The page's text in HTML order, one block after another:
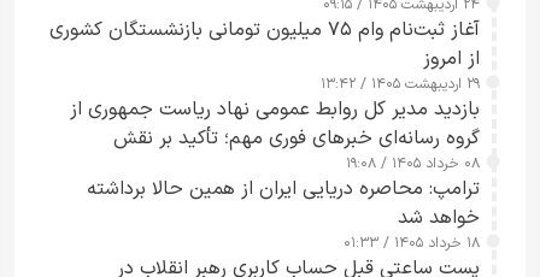
کامل مردم تا ۲۴ ساعت آینده
۲۴ اردیبهشت ۱۴۰۵ / ۰۹:۱۵
آغاز ثبت‌نام وام ۷۵ میلیون تومانی بازنشستگان کشوری
از امروز
۲۹ اردیبهشت ۱۴۰۵ / ۱۳:۴۲
بازدید مدیر کل روابط عمومی نهاد ریاست جمهوری از
گروه رسانه‌ای خبرهای فوری مهم؛ تأکید بر نقش
رسانه‌های هوشمند و مسئول در ارتقای آگاهی عمومی
۰۸ خرداد ۱۴۰۵ / ۱۹:۰۸
ترامپ: محاصره دریایی ایران از همین حالا برداشته
خواهد شد
۱۸ خرداد ۱۴۰۵ / ۰۱:۳۳
پست ساعتی قبل حساب کاربری رهبر انقلاب در